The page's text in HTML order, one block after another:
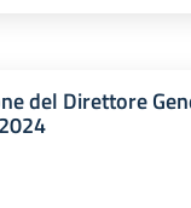
del Direttore